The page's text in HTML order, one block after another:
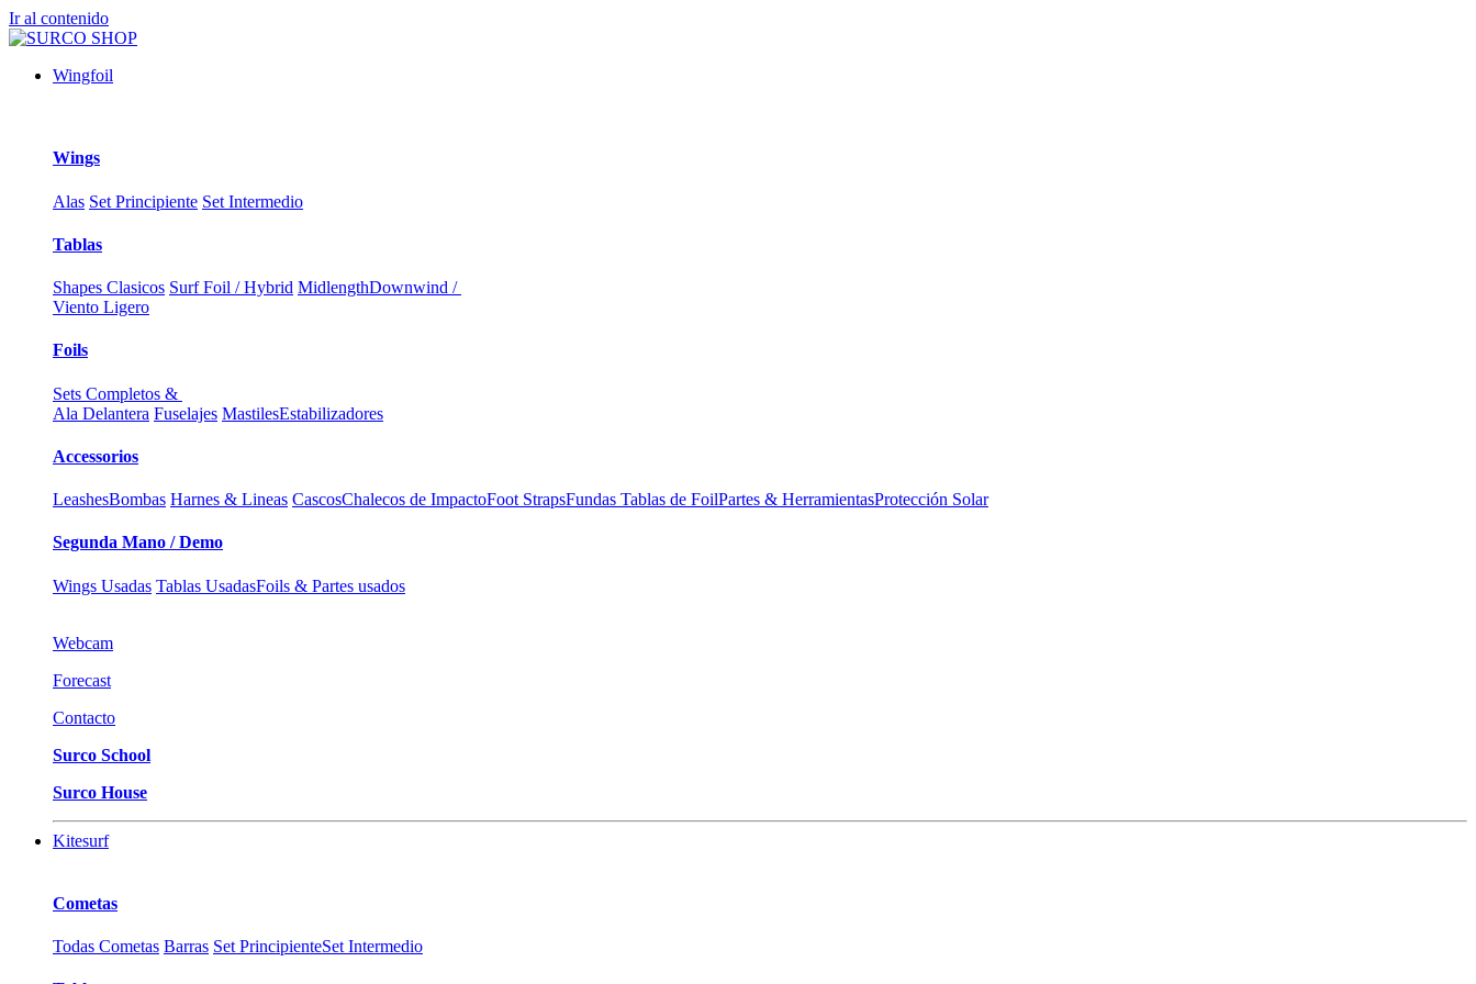
Ir al contenido
Wingfoil
Wings
Alas Set Principiente Set Intermedio
Tablas
Shapes Clasicos Surf Foil / Hybrid MidlengthDownwind /
Viento Ligero
Foils
Sets Completos &
Ala Delantera Fuselajes MastilesEstabilizadores
Accessorios
LeashesBombas Harnes & Lineas CascosChalecos de ImpactoFoot StrapsFundas Tablas de FoilPartes & HerramientasProtección Solar
Segunda Mano / Demo
Wings Usadas Tablas UsadasFoils & Partes usados
Webcam
Forecast
Contacto
Surco School
Surco House
Kitesurf
Cometas
Todas Cometas Barras Set PrincipienteSet Intermedio